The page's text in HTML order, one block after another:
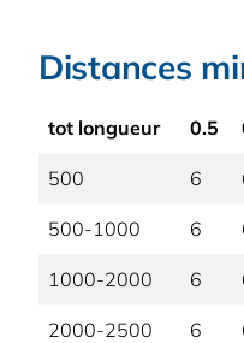
Distances
tot longueur 0.5
500 6
500-1000 6
1000-2000 6
2000-2500 6